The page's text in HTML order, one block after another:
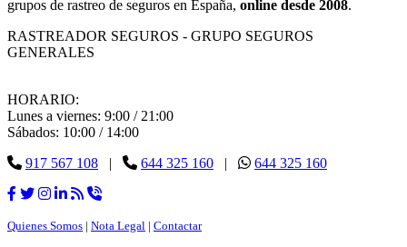
grupos de rastreo de seguros en España, online desde 2008.
RASTREADOR SEGUROS - GRUPO SEGUROS
GENERALES
HORARIO:
Lunes a viernes: 9:00 / 21:00
Sábados: 10:00 / 14:00
917 567 108 | 644 325 160 | 644 325 160
Quienes Somos | Nota Legal | Contactar